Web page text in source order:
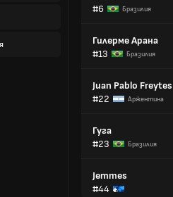
#6
Бразилия
Гилерме Арана
#13
Бразилия
Juan Pablo Freytes
#22
Аржентина
Гуга
#23
Бразилия
Jemmes
#44